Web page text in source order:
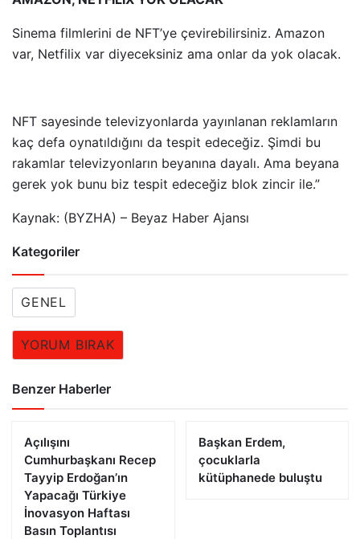
Sinema filmlerini de NFT’ye çevirebilirsiniz. Amazon
var, Netfilix var diyeceksiniz ama onlar da yok olacak.
NFT sayesinde televizyonlarda yayınlanan reklamların
kaç defa oynatıldığını da tespit edeceğiz. Şimdi bu
rakamlar televizyonların beyanına dayalı. Ama beyana
gerek yok bunu biz tespit edeceğiz blok zincir ile.”
Kaynak: (BYZHA) – Beyaz Haber Ajansı
Kategoriler
GENEL
YORUM BIRAK
Benzer Haberler
Açılışını
Cumhurbaşkanı Recep
Tayyip Erdoğan’ın
Yapacağı Türkiye
İnovasyon Haftası
Basın Toplantısı
Başkan Erdem,
çocuklarla
kütüphanede buluştu